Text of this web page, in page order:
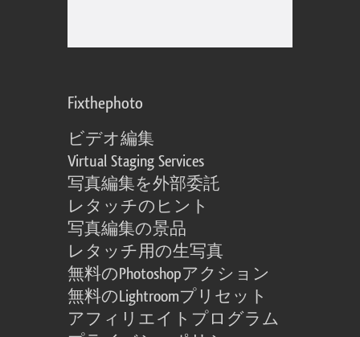
Fixthephoto
ビデオ編集
Virtual Staging Services
写真編集を外部委託
レタッチのヒント
写真編集の景品
レタッチ用の生写真
無料のPhotoshopアクション
無料のLightroomプリセット
アフィリエイトプログラム